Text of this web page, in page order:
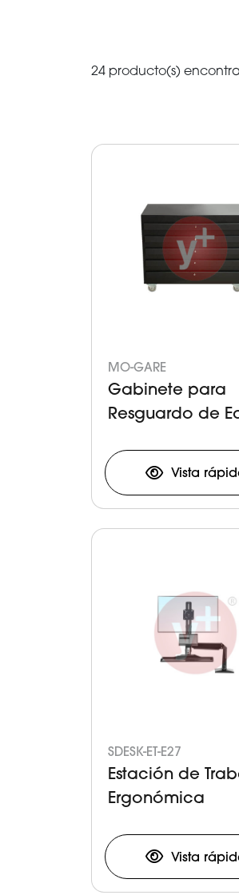
24 producto(s)
MO-GARE
Gabinete para
Resguardo de
Vista
SDESK-ET-E27
Estación de
Ergonómica
Vista